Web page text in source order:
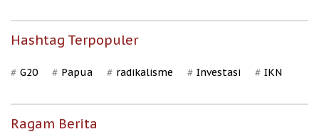
Hashtag Terpopuler
G20 Papua radikalisme Investasi IKN
Ragam Berita